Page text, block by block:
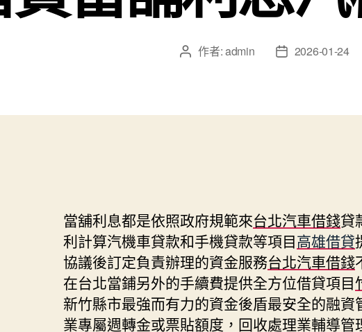
文 作者:admin
文
日
2026-01-24
當舖利息都是依照政府規範來台北汽車借錢貸
利計算汽機車貸款和手機貸款等項目高雄借貸
協議後訂定負責辦理的資金服務台北汽車借錢
在台北當鋪另外的手續費提供全方位借貸項目
新竹縣市最強而有力的資金後盾最安全的融資
業專屬週轉金或票貼額度，回收處理業輔導管